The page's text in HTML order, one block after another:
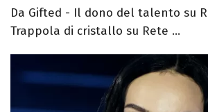
Da Gifted - Il dono del talento su
Trappola di cristallo su Rete ...